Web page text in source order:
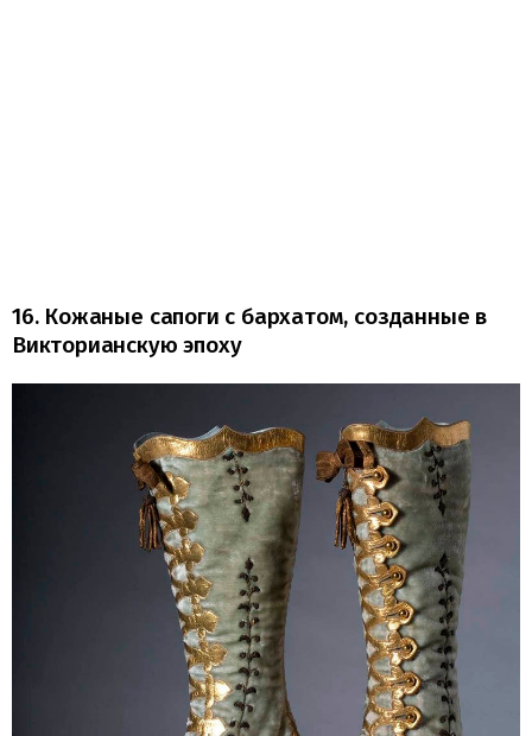
16. Кожаные сапоги с бархатом, созданные в
Викторианскую эпоху